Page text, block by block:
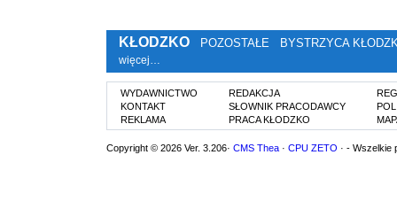
KŁODZKO POZOSTAŁE BYSTRZYCA
więcej…
WYDAWNICTWO
KONTAKT
REKLAMA
REDAKCJA
SŁOWNIK PRACODAWCY
PRACA KŁODZKO
Copyright © 2026 Ver. 3.206· CMS Thea · CPU ZETO · - Wszelkie